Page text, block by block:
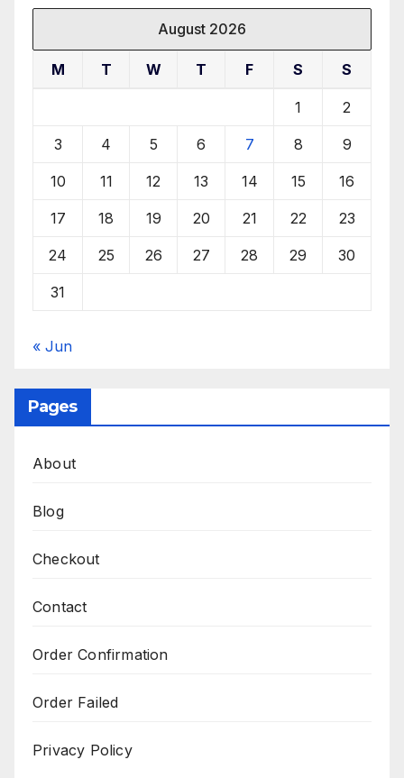
August 2026
M T W T F S S
1 2
3 4 5 6 7 8 9
10 11 12 13 14 15 16
17 18 19 20 21 22 23
24 25 26 27 28 29 30
31
« Jun
Pages
About
Blog
Checkout
Contact
Order Confirmation
Order Failed
Privacy Policy